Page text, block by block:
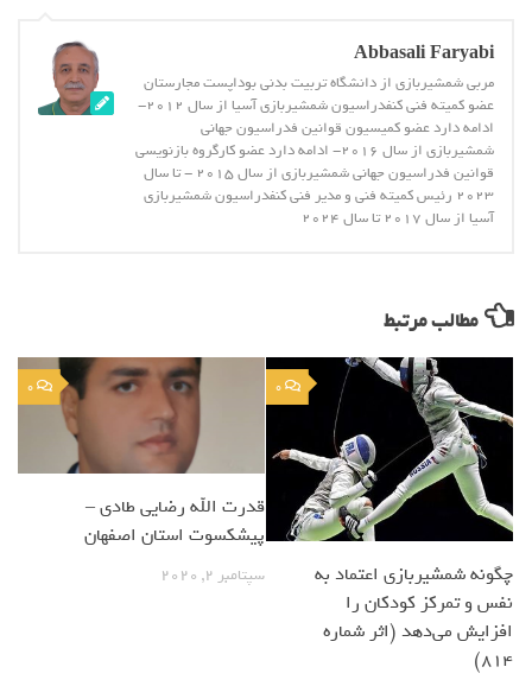
Abbasali Faryabi
مربی شمشیربازی از دانشگاه تربیت بدنی بوداپست مجارستان
عضو کمیته فنی کنفدراسیون شمشیربازی آسیا از سال 2012-
ادامه دارد عضو کمیسیون قوانین فدراسیون جهانی
شمشیربازی از سال 2016- ادامه دارد عضو کارگروه بازنویسی
قوانین فدراسیون جهانی شمشیربازی از سال 2015 - تا سال
2023 رئیس کمیته فنی و مدیر فنی کنفدراسیون شمشیربازی
آسیا از سال 2017 تا سال 2024
مطالب مرتبط
0
چگونه شمشیربازی اعتماد به
نفس و تمرکز کودکان را
افزایش می‌دهد (اثر شماره
814)
0
قدرت الله رضایی طادی –
پیشکسوت استان اصفهان
سپتامبر 2, 2020